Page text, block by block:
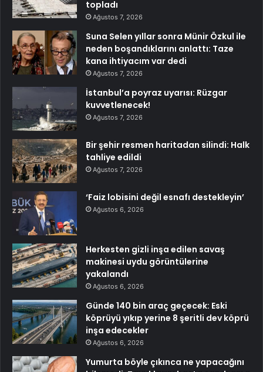
topladı
Ağustos 7, 2026
Suna Selen yıllar sonra Münir Özkul ile
neden boşandıklarını anlattı: Taze
kana ihtiyacım var dedi
Ağustos 7, 2026
İstanbul’a poyraz uyarısı: Rüzgar
kuvvetlenecek!
Ağustos 7, 2026
Bir şehir resmen haritadan silindi: Halk
tahliye edildi
Ağustos 7, 2026
‘Faiz lobisini değil esnafı destekleyin’
Ağustos 6, 2026
Herkesten gizli inşa edilen savaş
makinesi uydu görüntülerine
yakalandı
Ağustos 6, 2026
Günde 140 bin araç geçecek: Eski
köprüyü yıkıp yerine 8 şeritli dev köprü
inşa edecekler
Ağustos 6, 2026
Yumurta böyle çıkınca ne yapacağını